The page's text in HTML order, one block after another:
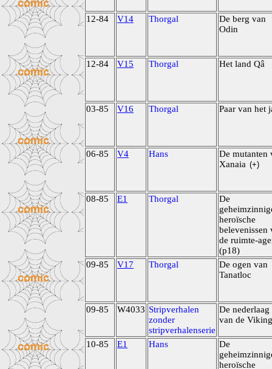
12-84 V14 Thorgal
De berg van
Odin
12-84 V15 Thorgal Het land Qâ
03-85 V16 Thorgal Paar van het
06-85 V4 Hans
De mutanten
Xanaia (+)
08-85 E1 Thorgal
De
heroïsche
belevenissen
de ruimte-
(p18)
09-85
V17 Thorgal
De ogen van
Tanatloc
09-85 W4033 Stripverhalen
zonder
stripverhalenserie
De nederlaag
van de
10-85 E1 Hans
De
heroïsche